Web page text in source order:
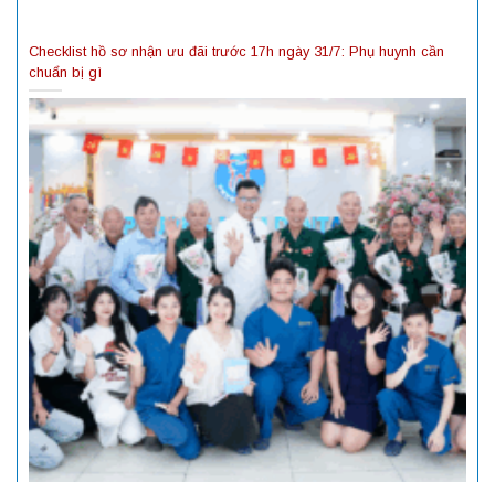
Checklist hồ sơ nhận ưu đãi trước 17h ngày 31/7: Phụ huynh cần
chuẩn bị gì